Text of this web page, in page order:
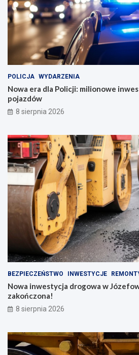
POLICJA WYDARZENIA
Nowa era dla Policji: milionowe
pojazdów
8 sierpnia 2026
BEZPIECZEŃSTWO INWESTYCJE
Nowa inwestycja drogowa w
zakończona!
8 sierpnia 2026